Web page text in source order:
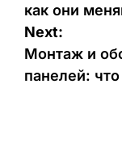
как они
Next:
Монтаж и
панелей: